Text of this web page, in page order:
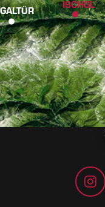
GALTÜR ISCHGL